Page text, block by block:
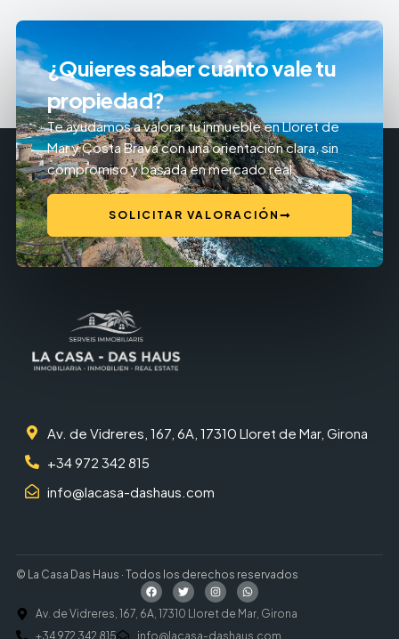
¿Quieres saber cuánto vale tu
propiedad?
Te ayudamos a valorar tu inmueble en Lloret de
Mar y Costa Brava con una orientación clara, sin
compromiso y basada en mercado real.
SOLICITAR VALORACIÓN
Av. de Vidreres, 167, 6A, 17310 Lloret de Mar, Girona
+34 972 342 815
info@lacasa-dashaus.com
© La Casa Das Haus · Todos los derechos reservados
Av. de Vidreres, 167, 6A, 17310 Lloret de Mar, Girona
+34 972 342 815
info@lacasa-dashaus.com